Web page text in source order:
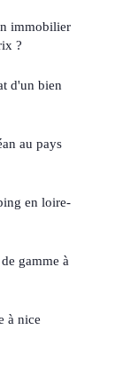
immobilier
?
d'un bien
au pays
en loire-
gamme à
à nice